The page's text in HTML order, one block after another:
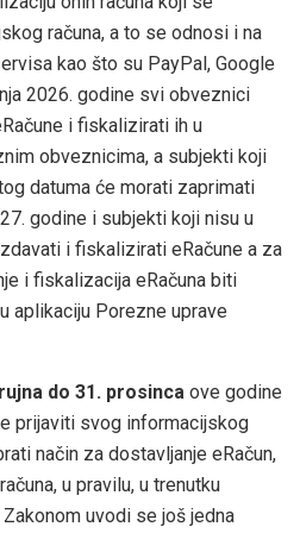
računa, a to se odnosi i na
kao što su PayPal, Google
2026. godine svi obveznici
i fiskalizirati ih u
obveznicima, a subjekti koji
datuma će morati zaprimati
godine i subjekti koji nisu u
i fiskalizirati eRačune a za
i fiskalizacija eRačuna biti
aplikaciju Porezne uprave
do 31. prosinca ove godine
prijaviti svog informacijskog
način za dostavljanje eRačun,
u pravilu, u trenutku
uvodi se još jedna